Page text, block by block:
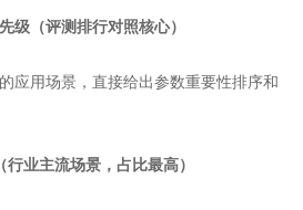
级（评测排行对照核心）
应用场景，直接给出参数重要性排序和
业主流场景，占比最高）